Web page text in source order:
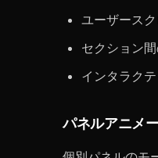
ユーザース
セクション
インタラク
パネルアニメ